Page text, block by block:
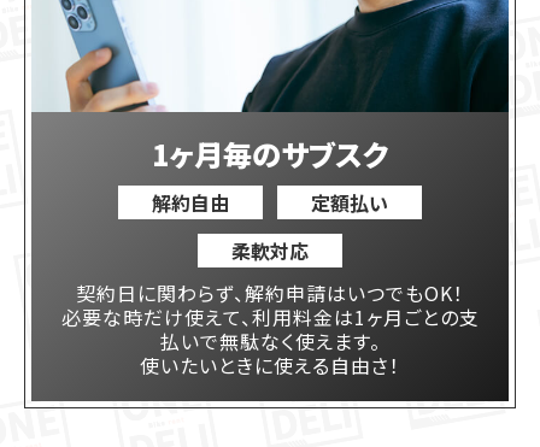
1ヶ月毎のサブスク
解約自由
定額払い
柔軟対応
契約日に関わらず、解約申請はいつでもOK！
必要な時だけ使えて、利用料金は1ヶ月ごとの支
払いで無駄なく使えます。
使いたいときに使える自由さ！